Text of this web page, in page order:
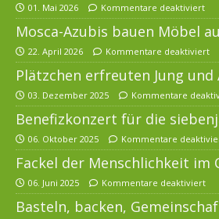
01. Mai 2026 Kommentare deaktiviert
Mosca-Azubis bauen Möbel
22. April 2026 Kommentare deaktiviert
Plätzchen erfreuten Jung und
03. Dezember 2025 Kommentare
Benefizkonzert für die
06. Oktober 2025 Kommentare
Fackel der Menschlichkeit im
06. Juni 2025 Kommentare deaktiviert
Basteln, backen,